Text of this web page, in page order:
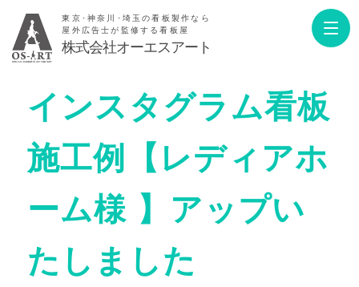
東京･神奈川･埼玉の看板製作なら
屋外広告士が監修する看板屋
株式会社オーエスアート
インスタグラム看板
施工例【レディアホ
ーム様 】アップい
たしました